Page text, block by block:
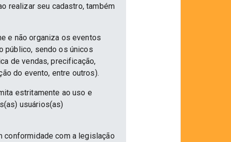
realizar seu cadastro, também
e não organiza os eventos
público, sendo os únicos
de vendas, precificação,
do evento, entre outros).
estritamente ao uso e
usuários(as)
conformidade com a legislação